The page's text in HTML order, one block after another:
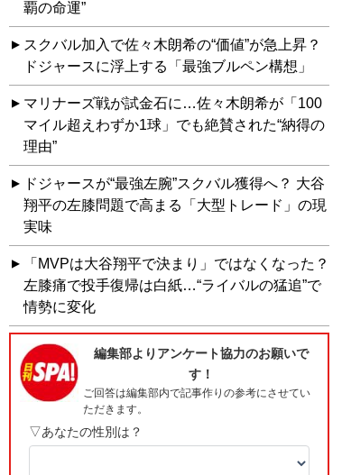
覇の命運”
スクバル加入で佐々木朗希の“価値”が急上昇？
ドジャースに浮上する「最強ブルペン構想」
マリナーズ戦が試金石に…佐々木朗希が「100
マイル超えわずか1球」でも絶賛された“納得の
理由”
ドジャースが“最強左腕”スクバル獲得へ？ 大谷
翔平の左膝問題で高まる「大型トレード」の現
実味
「MVPは大谷翔平で決まり」ではなくなった？
左膝痛で投手復帰は白紙…“ライバルの猛追”で
情勢に変化